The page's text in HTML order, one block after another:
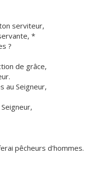
serviteur,
*
?
de grâce,
au Seigneur,
pêcheurs d'hommes.